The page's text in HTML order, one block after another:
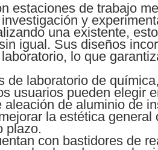
estaciones de trabajo
y
una existente,
igual. Sus diseños
lo que
laboratorio de
usuarios pueden elegir
de aluminio de
la estética
plazo.
con bastidores de